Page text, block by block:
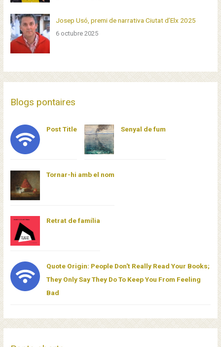
Josep Usó, premi de narrativa Ciutat d’Elx 2025
6 octubre 2025
Blogs pontaires
Post Title Senyal de fum
Tornar-hi amb el nom
Retrat de família
Quote Origin: People Don't Really Read Your Books;
They Only Say They Do To Keep You From Feeling
Bad